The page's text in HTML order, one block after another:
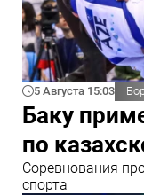
5 Августа 15:03
Баку
по
Соревнования
спорта